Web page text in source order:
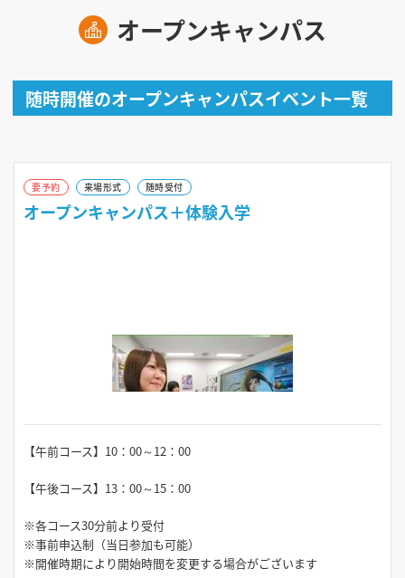
校内オンラインガイダンス
オープンキャンパス
随時開催のオープンキャンパスイベント一覧
要予約 来場形式 随時受付
オープンキャンパス＋体験入学
【午前コース】10：00～12：00
【午後コース】13：00～15：00
※各コース30分前より受付
※事前申込制（当日参加も可能）
※開催時期により開始時間を変更する場合がございます